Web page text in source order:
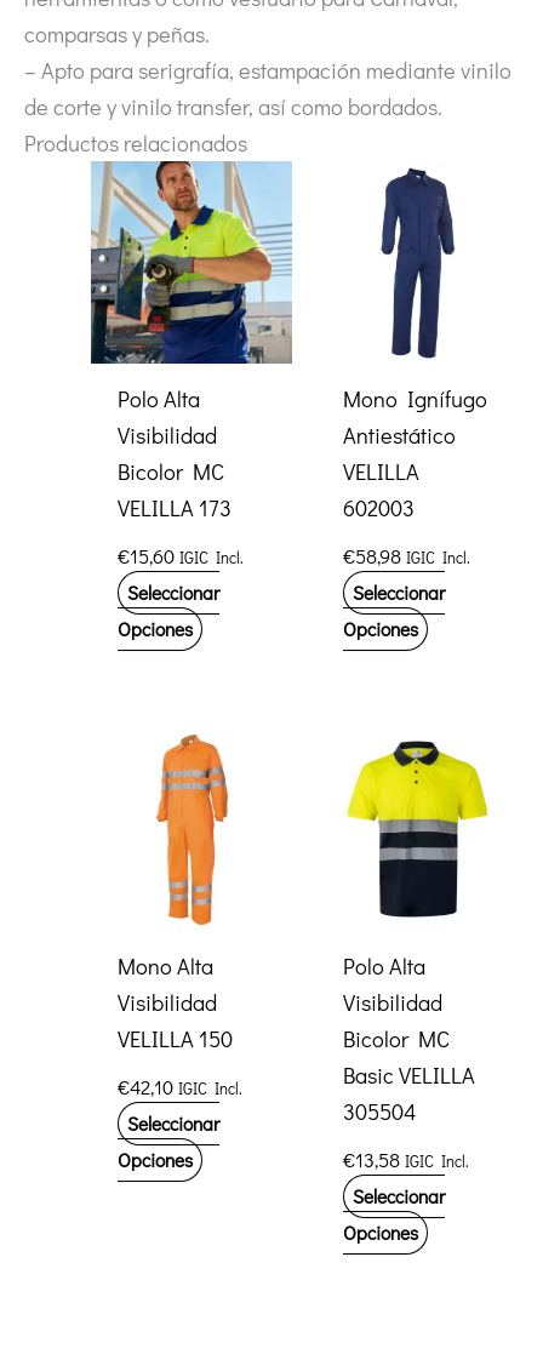
comparsas y peñas.
– Apto para serigrafía, estampación mediante vinilo
de corte y vinilo transfer, así como bordados.
Productos relacionados
Polo Alta
Visibilidad
Bicolor MC
VELILLA 173
€15,60 IGIC Incl.
Seleccionar
Opciones Este
múltiples
variantes.
Las
opciones
se
pueden
en
la
de
producto
Mono Ignífugo
Antiestático
VELILLA
602003
€58,98 IGIC Incl.
Seleccionar
Opciones Este
múltiples
variantes.
Las
opciones
pueden
en
la
página
Mono Alta
Visibilidad
VELILLA 150
€42,10 IGIC Incl.
Seleccionar
Opciones Este
Polo Alta
Visibilidad
Bicolor MC
Basic VELILLA
305504
€13,58 IGIC Incl.
Seleccionar
Opciones Este